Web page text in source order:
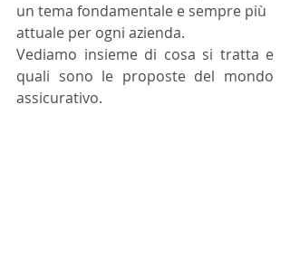
un tema fondamentale e sempre più
attuale per ogni azienda.
Vediamo insieme di cosa si tratta e
quali sono le proposte del mondo
assicurativo.